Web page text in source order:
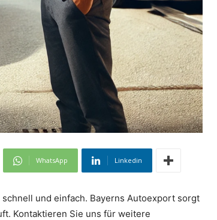
WhatsApp Linkedin
und einfach. Bayerns Autoexport sorgt
Kontaktieren Sie uns für weitere